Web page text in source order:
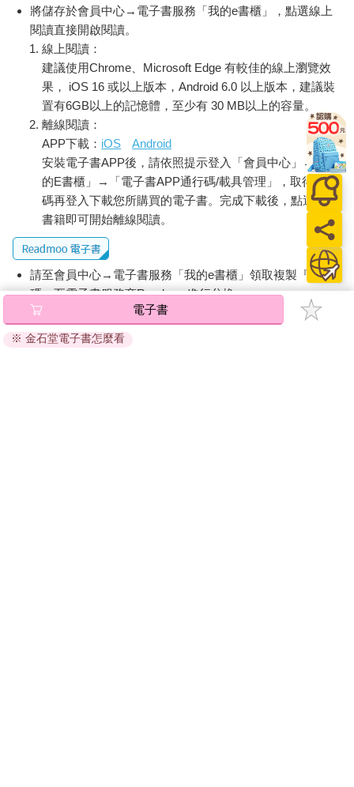
間，監獄裡有危險的鴉片類藥物吩坦尼（fentanyl）滲入。它起效
迅速，囚犯們把它與香料混在一起吸食。許多人會立刻中止呼吸
或癲癇重積狀態。儘管給了雙倍劑量的鴉片類解毒劑納洛酮，但
有些人仍然沒有反應。他們不得不被轉往外部醫院，在那裡還需
要靠人工呼吸器維持生命。史蒂芬在十二個月內救回了二百八十
七條人命，典獄長給了她一張五十英鎊的消費券和一張「感謝
卡」。授勳一枚官佐勳章（OBE）會更適合。她是個真正的英
雄，謙虛到不願接受祝賀。
「這是我份內之事，」史蒂芬說。
如果史蒂芬正在處理一個急救代碼，而無線電中又傳來另一起緊
急情況，那麼飯店四號或輪值表上下一位有空的護理師就會出
勤。如果又傳來另一起緊急情況，接著又是另一起，那麼無線電
呼叫會要飯店全員出動。如果這是一起非常嚴重的急救事件，而
飯店需要支援，他們會呼叫醫生——這代表情況正在急速惡化。
於是我會終止任何問診，向我的病患道歉並請他們離開，鎖上身
後的房門並開始奔跑。
我們把每一次急救視為一場戰役，奮力把我們的病人從死亡邊緣
拉回。有時，一個狹小的牢房裡會有四五名醫護人員。一些牢房
被非正式地當作側翼樓商店使用，所有備用的空間都堆滿物品。
其他的則是相對空無一物，牆上只有塗鴉和半裸的海報。在這個
將儲存於會員中心→電子書服務「我的e書櫃」，點選線上
閱讀直接開啟閱讀。
線上閱讀：
建議使用Chrome、Microsoft Edge 有較佳的線上瀏覽效
果， iOS 16 或以上版本，Android 6.0 以上版本，建議裝
置有6GB以上的記憶體，至少有 30 MB以上的容量。
離線閱讀：
APP下載： iOS
Android
安裝電子書APP後，請依照提示登入「會員中心」→「我
的E書櫃」→「電子書APP通行碼/載具管理」，取得通行
碼再登入下載您所購買的電子書。完成下載後，點選任一
書籍即可開始離線閱讀。
請至會員中心→電子書服務「我的e書櫃」領取複製『兌換
碼』至電子書服務商Readmoo進行兌換。
退換貨須知：
因版權保護，您在金石堂所購買的電子書僅能以金石堂專屬
電子書
※ 金石堂電子書怎麼看